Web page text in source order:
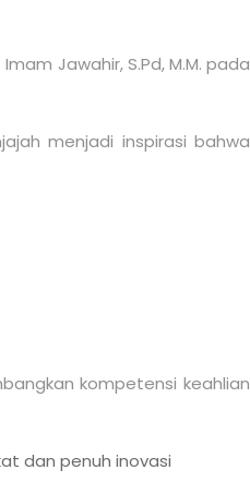
Jawahir, S.Pd, M.M. pada
menjadi inspirasi bahwa
kompetensi keahlian
dan penuh inovasi